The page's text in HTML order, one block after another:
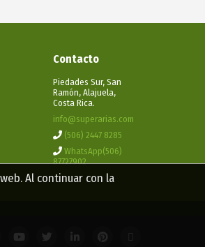
Contacto
Piedades Sur, San
Ramón, Alajuela,
Costa Rica.
info@superarias.com
(506) 2447 8285
WhatsApp(506)
87727902
Al continuar con la